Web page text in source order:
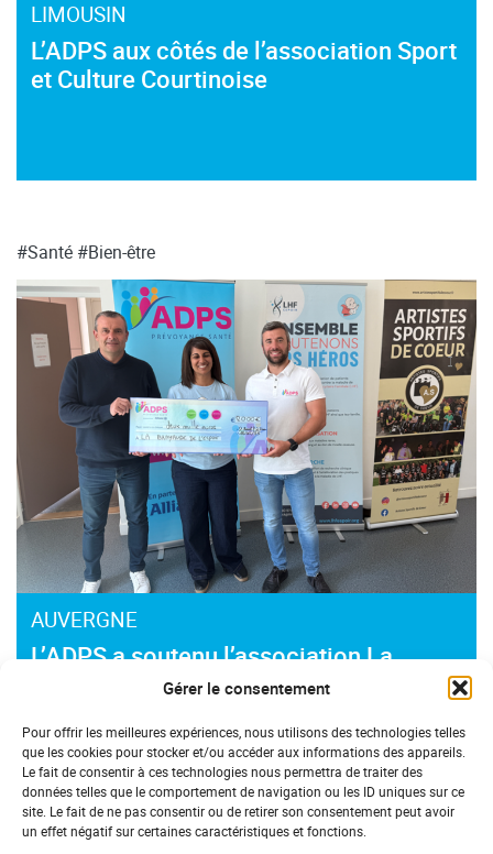
Gérer le consentement
Pour offrir les meilleures expériences, nous utilisons des technologies telles
que les cookies pour stocker et/ou accéder aux informations des appareils.
Le fait de consentir à ces technologies nous permettra de traiter des
données telles que le comportement de navigation ou les ID uniques sur ce
site. Le fait de ne pas consentir ou de retirer son consentement peut avoir
un effet négatif sur certaines caractéristiques et fonctions.
LIMOUSIN
L’ADPS aux côtés de l’association Sport
et Culture Courtinoise
#Santé #Bien-être
AUVERGNE
L’ADPS a soutenu l’association La
Brayaude de l’espoir